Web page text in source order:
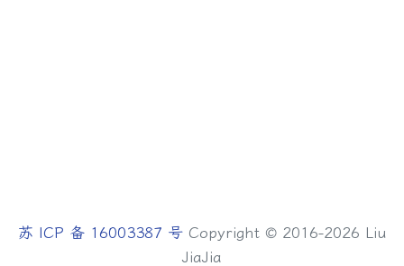
苏 ICP 备 16003387 号 Copyright © 2016-2026 Liu
JiaJia